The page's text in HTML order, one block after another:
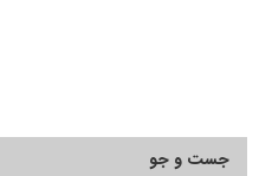
جست و جو